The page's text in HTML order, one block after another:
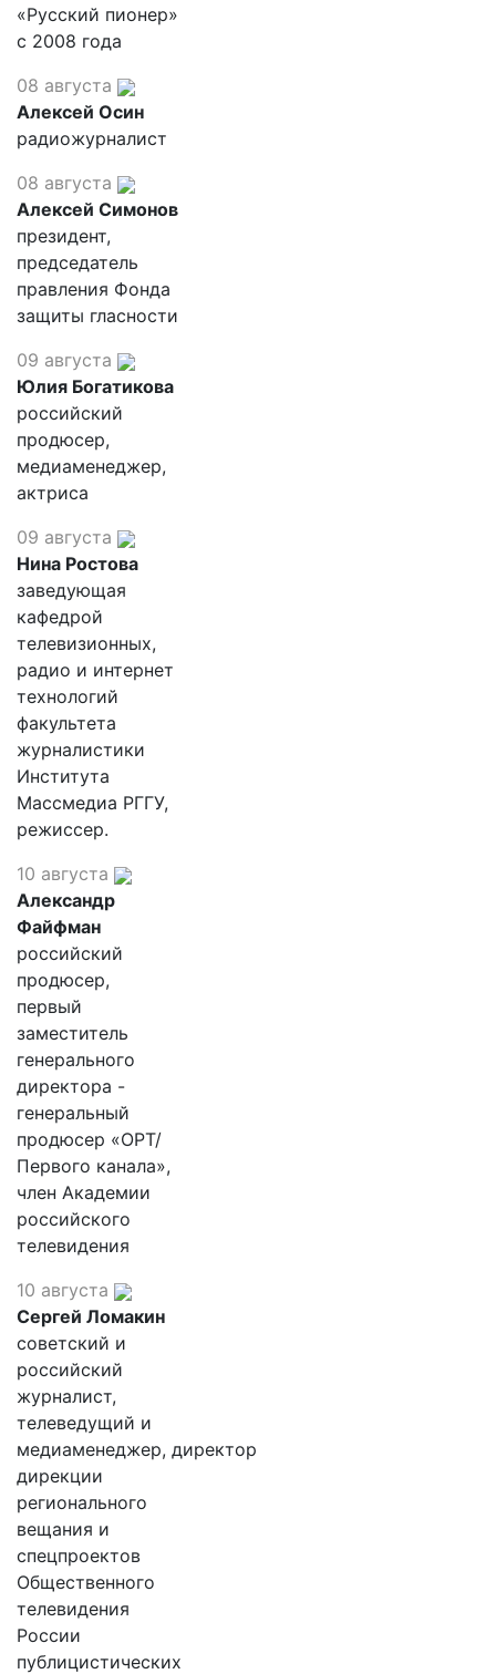
«Русский пионер»
с 2008 года
08 августа
Алексей Осин
радиожурналист
08 августа
Алексей Симонов
президент,
председатель
правления Фонда
защиты гласности
09 августа
Юлия Богатикова
российский
продюсер,
медиаменеджер,
актриса
09 августа
Нина Ростова
заведующая
кафедрой
телевизионных,
радио и интернет
технологий
факультета
журналистики
Института
Массмедиа РГГУ,
режиссер.
10 августа
Александр
Файфман
российский
продюсер,
первый
заместитель
генерального
директора -
генеральный
продюсер «ОРТ/
Первого канала»,
член Академии
российского
телевидения
10 августа
Сергей Ломакин
советский и
российский
журналист,
телеведущий и
медиаменеджер, директор
дирекции
регионального
вещания и
спецпроектов
Общественного
телевидения
России
публицистических